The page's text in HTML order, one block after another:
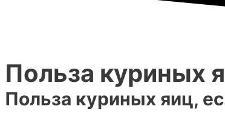
Польза куриных
Польза куриных яиц,